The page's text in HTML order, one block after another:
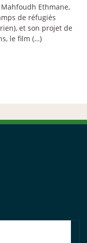
Ethmane,
de réfugiés
et son projet de
le film (…)